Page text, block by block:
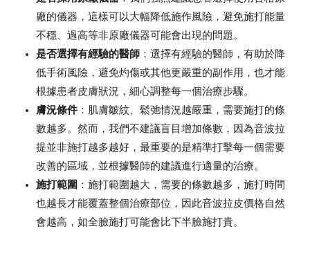
廠的儀器，這樣可以大幅降低施作風險，避免施打能量
不穩、過高等非原廠儀器可能會出現的問題。
是否選擇有經驗的醫師 ：選擇有經驗的醫師，有助於降
低手術風險，避免灼傷或其他更嚴重的副作用，也才能
根據患者皮膚狀況，細心調整每一個治療步驟。
膚況條件：肌膚皺紋、鬆弛情況越嚴重，需要施打的條
數越多。然而，我們不建議盲目增加條數，因為音波拉
提並非施打越多越好，最重要的是精準打擊每一個需要
改善的區域，並根據醫師的建議進行適量的治療。
施打範圍 ：施打範圍越大，需要的條數越多，施打時間
也越長才能覆蓋整個治療部位，因此音波拉皮價格自然
會越高，如全臉施打可能會比下半臉施打貴。